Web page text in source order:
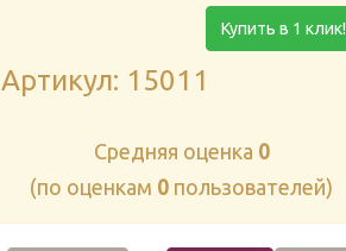
Купить в 1 клик!
Артикул: 15011
Cредняя оценка 0
(по оценкам 0 пользователей)